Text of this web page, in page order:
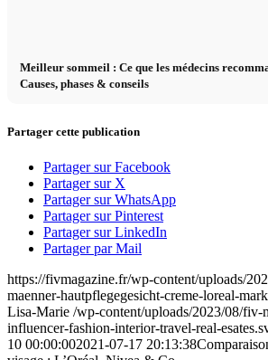
Meilleur sommeil : Ce que les médecins
Causes, phases & conseils
Partager cette publication
Partager sur Facebook
Partager sur X
Partager sur WhatsApp
Partager sur Pinterest
Partager sur LinkedIn
Partager par Mail
https://fivmagazine.fr/wp-content/uploads/
maenner-hautpflegegesicht-creme-loreal-
Lisa-Marie /wp-content/uploads/2023/08/fiv-
influencer-fashion-interior-travel-real-
10 00:00:002021-07-17 20:13:38